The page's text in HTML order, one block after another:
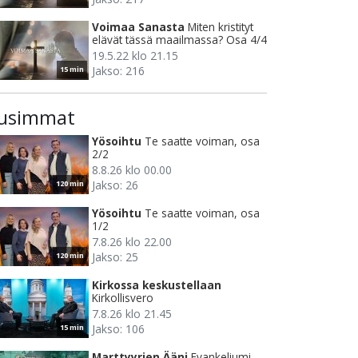
15 min
Voimaa Sanasta Miten kristityt
elävät tässä maailmassa? Osa 4/4
19.5.22 klo 21.15
Jakso: 216
120 min
Yösoihtu Te saatte voiman, osa
2/2
8.8.26 klo 00.00
Jakso: 26
120 min
Yösoihtu Te saatte voiman, osa
1/2
7.8.26 klo 22.00
Jakso: 25
15 min
Kirkossa keskustellaan
Kirkollisvero
7.8.26 klo 21.45
Jakso: 106